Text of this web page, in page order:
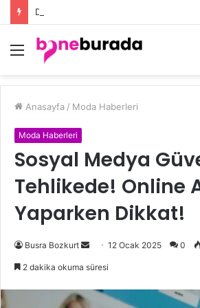
Düğün Eşarp Modelleri ile Göz
Menü
Anasayfa / Moda Haberleri
Moda Haberleri
Sosyal Medya
Tehlikede! Online
Yaparken Dikkat!
Busra Bozkurt 12 Ocak 2025 0
2 dakika okuma süresi